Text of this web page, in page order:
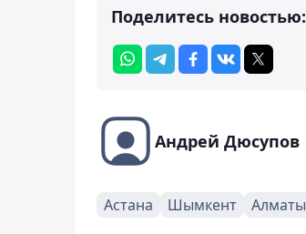
Поделитесь новостью:
Андрей Дюсупов
Астана Шымкент Алматы